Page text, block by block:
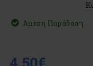
Άμεση Παράδοση